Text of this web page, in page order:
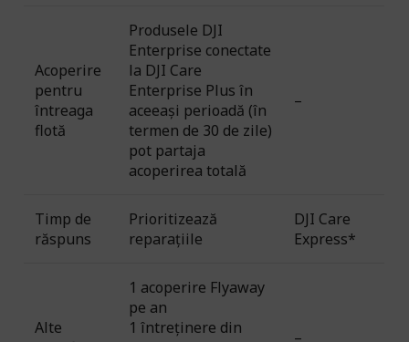
Acoperire
pentru
întreaga
flotă
Produsele DJI
Enterprise conectate
la DJI Care
Enterprise Plus în
aceeași perioadă (în
termen de 30 de zile)
pot partaja
acoperirea totală
–
Timp de
răspuns
Prioritizează
reparațiile
DJI Care
Express*
Alte
1 acoperire Flyaway
pe an
1 întreținere din
–